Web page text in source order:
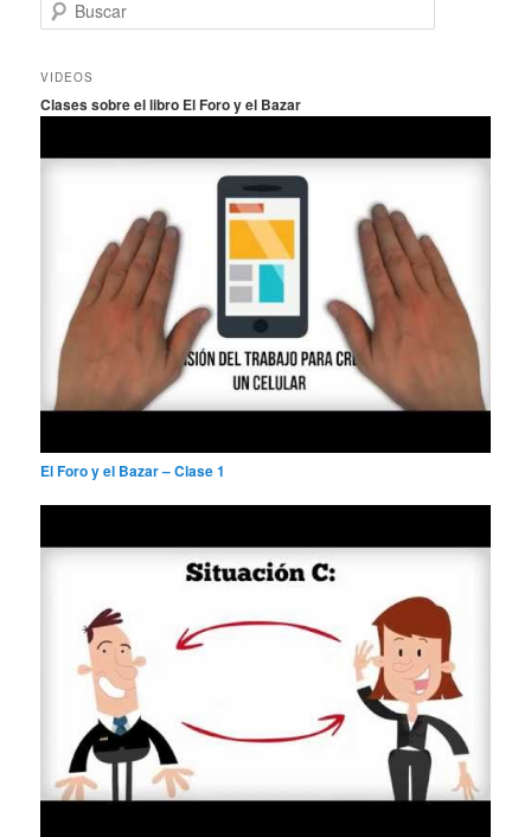
u
c
r
VIDEOS
Clases sobre el libro El Foro y el Bazar
El Foro y el Bazar – Clase 1